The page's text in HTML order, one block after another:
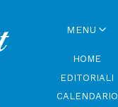
MENU
HOME
EDITORIALI
CALENDARIO